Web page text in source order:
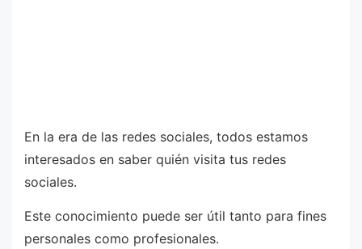
En la era de las redes sociales, todos estamos
interesados en saber quién visita tus redes
sociales.
Este conocimiento puede ser útil tanto para fines
personales como profesionales.